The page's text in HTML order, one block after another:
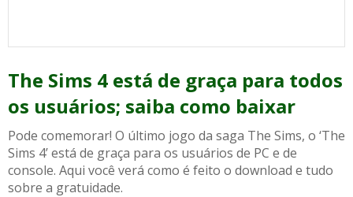
The Sims 4 está de graça para todos
os usuários; saiba como baixar
Pode comemorar! O último jogo da saga The Sims, o ‘The
Sims 4’ está de graça para os usuários de PC e de
console. Aqui você verá como é feito o download e tudo
sobre a gratuidade.